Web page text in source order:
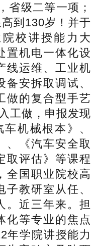
省级二等一项；
到130岁！并于
校讲授能力大
置机电一体化设
线运维、工业机
安拆取调试、
做的复合型手艺
工做，申报发现
机械根本》、
、《汽车安全取
取评估》等课程
全国职业院校高
教研室从任、
。近三年来。担
化等专业的焦点
年学院讲授能力